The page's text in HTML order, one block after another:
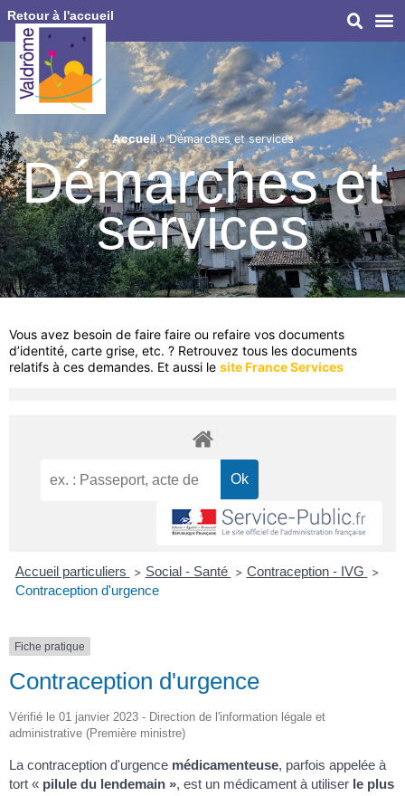
Retour à l'accueil
Accueil»Démarches et services
Démarches et
services
Vous avez besoin de faire faire ou refaire vos documents
d’identité, carte grise, etc. ? Retrouvez tous les documents
relatifs à ces demandes. Et aussi le site France Services
Accueil particuliers > Social - Santé > Contraception - IVG >
Contraception d'urgence
Fiche pratique
Contraception d'urgence
Vérifié le 01 janvier 2023 - Direction de l'information légale et
administrative (Première ministre)
La contraception d'urgence médicamenteuse, parfois appelée à
tort « pilule du lendemain », est un médicament à utiliser le plus